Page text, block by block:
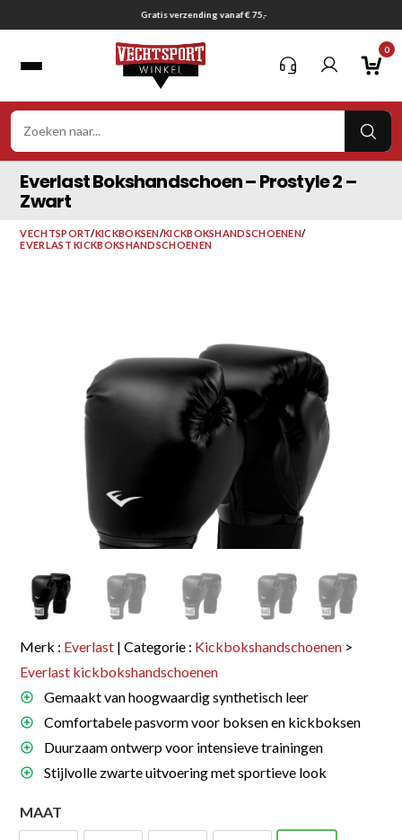
naar
Gratis verzending vanaf € 75,-
0
Everlast Bokshandschoen – Prostyle 2 –
Zwart
VECHTSPORT/KICKBOKSEN/KICKBOKSHANDSCHOENEN/
EVERLAST KICKBOKSHANDSCHOENEN
Merk : Everlast | Categorie : Kickbokshandschoenen >
Everlast kickbokshandschoenen
Gemaakt van hoogwaardig synthetisch leer
Comfortabele pasvorm voor boksen en kickboksen
Duurzaam ontwerp voor intensieve trainingen
Stijlvolle zwarte uitvoering met sportieve look
MAAT